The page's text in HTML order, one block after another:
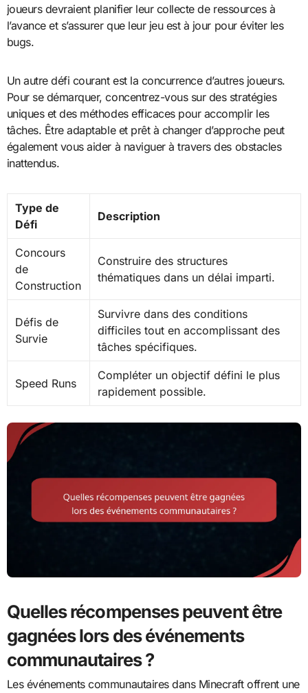
joueurs devraient planifier leur collecte de ressources à
l’avance et s’assurer que leur jeu est à jour pour éviter les
bugs.
Un autre défi courant est la concurrence d’autres joueurs.
Pour se démarquer, concentrez-vous sur des stratégies
uniques et des méthodes efficaces pour accomplir les
tâches. Être adaptable et prêt à changer d’approche peut
également vous aider à naviguer à travers des obstacles
inattendus.
Type de
Défi
Description
Concours
de
Construction
Construire des structures
thématiques dans un délai imparti.
Défis de
Survie
Survivre dans des conditions
difficiles tout en accomplissant des
tâches spécifiques.
Speed Runs
Compléter un objectif défini le plus
rapidement possible.
Quelles récompenses peuvent être
gagnées lors des événements
communautaires ?
Les événements communautaires dans Minecraft offrent une